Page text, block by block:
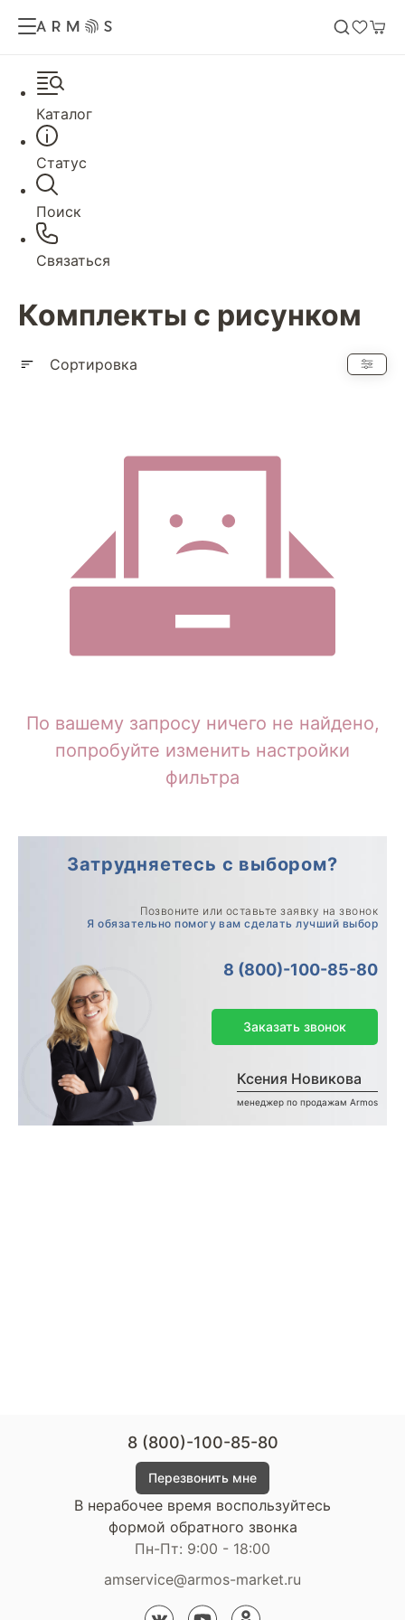
Каталог
Статус
Поиск
Связаться
Комплекты с рисунком
Сортировка
По вашему запросу ничего не найдено,
попробуйте изменить настройки
фильтра
Затрудняетесь с выбором?
Позвоните или оставьте заявку на звонок
Я обязательно помогу вам сделать лучший выбор
8 (800)-100-85-80
Ксения Новикова
менеджер по продажам Armos
Заказать звонок
8 (800)-100-85-80
Перезвонить мне
В нерабочее время воспользуйтесь
формой обратного звонка
Пн-Пт: 9:00 - 18:00
amservice@armos-market.ru